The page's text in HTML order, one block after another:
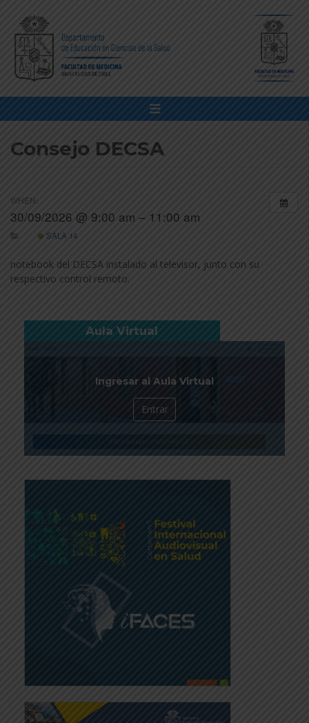
Consejo DECSA
WHEN:
30/09/2026 @ 9:00 am – 11:00 am
SALA 14
notebook del DECSA instalado al televisor, junto con su
respectivo control remoto.
Aula Virtual
Ingresar al Aula Virtual
Entrar